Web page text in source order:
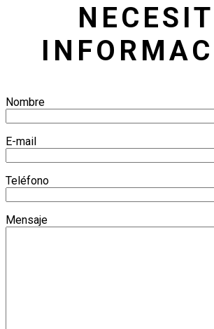
Nombre
E-mail
Teléfono
Mensaje